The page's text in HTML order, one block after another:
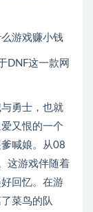
DNF这一款网
勇士，也就
又恨的一个
喊娘。从08
这游戏伴随着
回忆。在游
菜鸟的队